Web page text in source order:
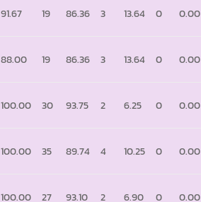
91.67 19 86.36 3 13.64 0 0.00
88.00 19 86.36 3 13.64 0 0.00
100.00 30 93.75 2 6.25 0 0.00
100.00 35 89.74 4 10.25 0 0.00
100.00 27 93.10 2 6.90 0 0.00